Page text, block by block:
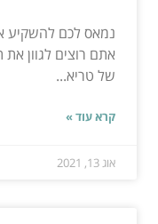
נמאס לכם להשקיע
אתם רוצים לגוון
של טריא...
קרא עוד »
אוג 13, 2021